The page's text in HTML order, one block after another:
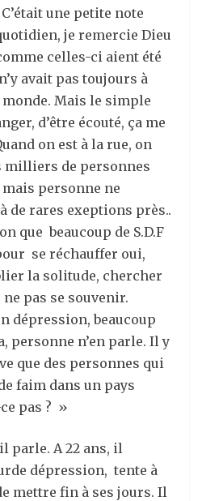
une petite note
je remercie Dieu
celles-ci aient été
avait pas toujours à
Mais le simple
d’être écouté, ça me
on est à la rue, on
milliers de personnes
personne ne
de rares exeptions près..
que beaucoup de S.D.F
se réchauffer oui,
la solitude, chercher
pas se souvenir.
dépression, beaucoup
personne n’en parle. Il y
que des personnes qui
faim dans un pays
pas ? »
parle. A 22 ans, il
dépression, tente à
mettre fin à ses jours. Il